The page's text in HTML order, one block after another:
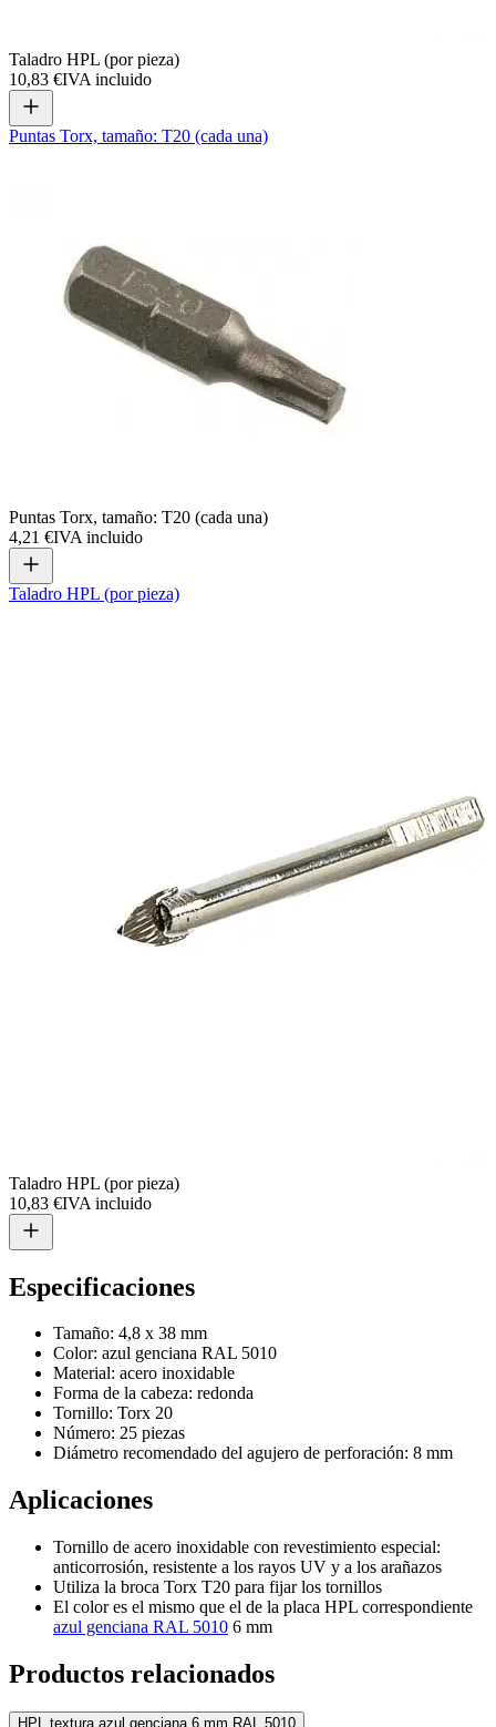
Taladro HPL (por pieza)
10,83 €IVA incluido
Puntas Torx, tamaño: T20 (cada una)
Puntas Torx, tamaño: T20 (cada una)
4,21 €IVA incluido
Taladro HPL (por pieza)
Taladro HPL (por pieza)
10,83 €IVA incluido
Especificaciones
Tamaño: 4,8 x 38 mm
Color: azul genciana RAL 5010
Material: acero inoxidable
Forma de la cabeza: redonda
Tornillo: Torx 20
Número: 25 piezas
Diámetro recomendado del agujero de perforación: 8 mm
Aplicaciones
Tornillo de acero inoxidable con revestimiento especial:
anticorrosión, resistente a los rayos UV y a los arañazos
Utiliza la broca Torx T20 para fijar los tornillos
El color es el mismo que el de la placa HPL correspondiente
azul genciana RAL 5010 6 mm
Productos relacionados
HPL textura azul genciana 6 mm RAL 5010